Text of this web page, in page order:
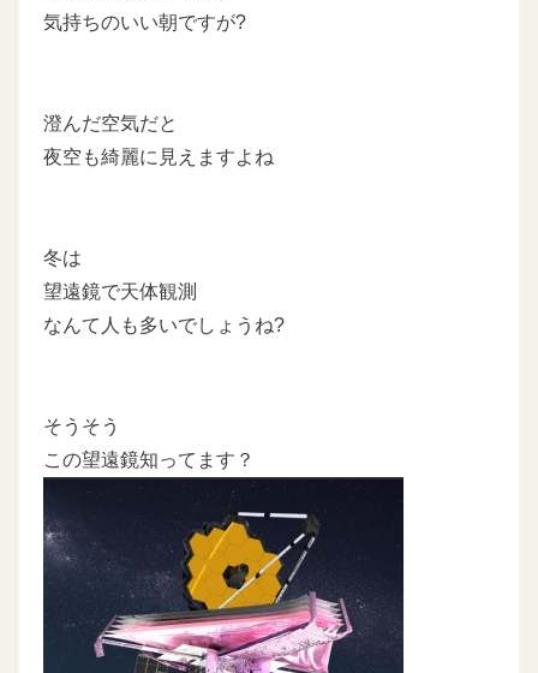
気持ちのいい朝ですが?
澄んだ空気だと
夜空も綺麗に見えますよね
冬は
望遠鏡で天体観測
なんて人も多いでしょうね?
そうそう
この望遠鏡知ってます？